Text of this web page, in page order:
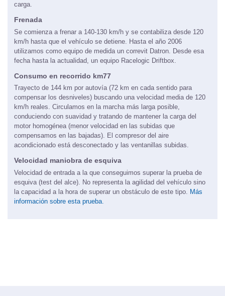
carga.
Frenada
Se comienza a frenar a 140-130 km/h y se contabiliza desde 120
km/h hasta que el vehículo se detiene. Hasta el año 2006
utilizamos como equipo de medida un correvit Datron. Desde esa
fecha hasta la actualidad, un equipo Racelogic Driftbox.
Consumo en recorrido km77
Trayecto de 144 km por autovía (72 km en cada sentido para
compensar los desniveles) buscando una velocidad media de 120
km/h reales. Circulamos en la marcha más larga posible,
conduciendo con suavidad y tratando de mantener la carga del
motor homogénea (menor velocidad en las subidas que
compensamos en las bajadas). El compresor del aire
acondicionado está desconectado y las ventanillas subidas.
Velocidad maniobra de esquiva
Velocidad de entrada a la que conseguimos superar la prueba de
esquiva (test del alce). No representa la agilidad del vehículo sino
la capacidad a la hora de superar un obstáculo de este tipo. Más
información sobre esta prueba.